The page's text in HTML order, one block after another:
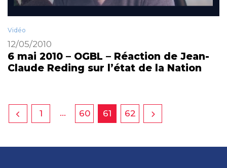
Vidéo
12/05/2010
6 mai 2010 – OGBL – Réaction de Jean-
Claude Reding sur l’état de la Nation
1 … 60 61 62